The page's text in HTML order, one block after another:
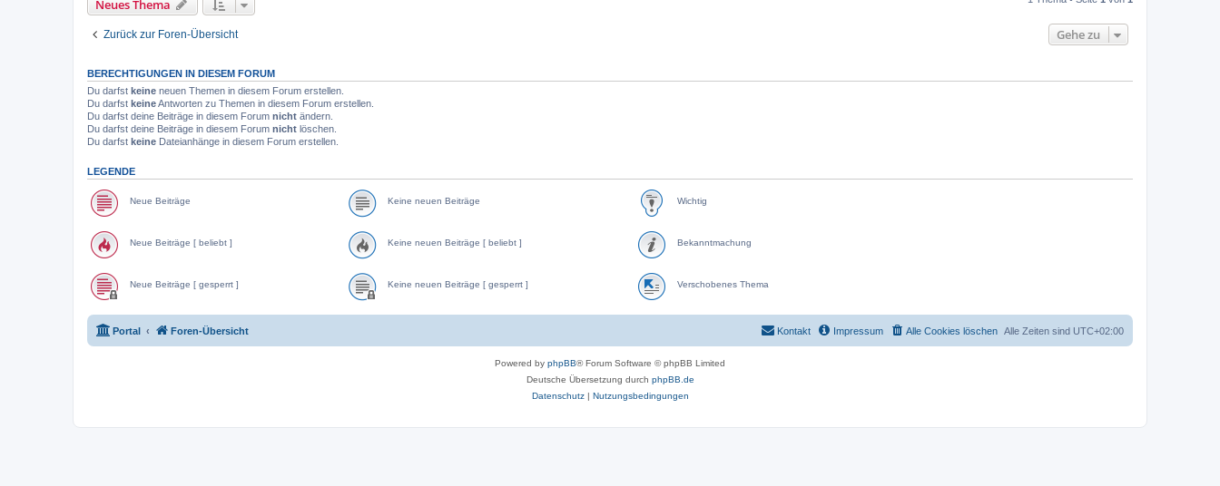
Neues Thema
Zurück zur Foren-Übersicht Gehe zu
BERECHTIGUNGEN IN DIESEM FORUM
Du darfst keine neuen Themen in diesem Forum erstellen.
Du darfst keineAntworten zu Themen in diesem Forum erstellen.
Du darfst deine Beiträge in diesem Forum nicht ändern.
Du darfst deine Beiträge in diesem Forum nicht löschen.
Du darfst keine Dateianhänge in diesem Forum erstellen.
LEGENDE
Neue Beiträge
Neue Beiträge [ beliebt ]
Neue Beiträge [ gesperrt ]
Keine neuen Beiträge
Keine neuen Beiträge [ beliebt ]
Keine neuen Beiträge [ gesperrt ]
Wichtig
Bekanntmachung
Verschobenes Thema
Portal Foren-Übersicht Alle Zeiten sind UTC+02:00
Alle Cookies löschen
Impressum
Kontakt
Powered by phpBB® Forum Software © phpBB Limited
Deutsche Übersetzung durch phpBB.de
Datenschutz| Nutzungsbedingungen